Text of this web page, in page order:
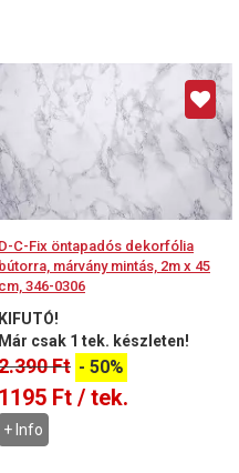
D-C-Fix öntapadós dekorfólia
bútorra, márvány mintás, 2m x 45
cm, 346-0306
KIFUTÓ!
Már csak 1 tek. készleten!
Ft - 50%
1195 Ft / tek.
+ Info